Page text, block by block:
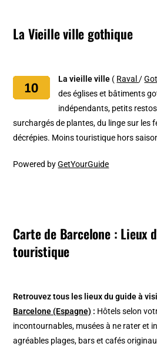
La Vieille ville gothique
La vieille ville ( Raval/
des églises et bâtiments
indépendants, petits
surchargés de plantes, du linge sur les
décrépies. Moins touristique hors
Powered byGetYourGuide
Carte de Barcelone : Lieux
touristique
Retrouvez tous les lieux du guide à
Barcelone (Espagne) : Hôtels selon
incontournables, musées à ne rater et
agréables plages, bars et cafés